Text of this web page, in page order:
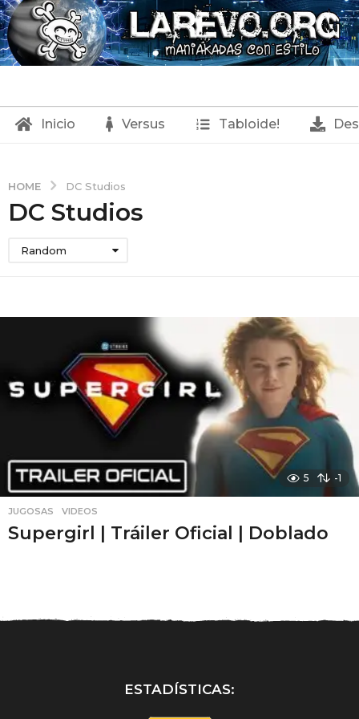
Inicio Versus Tabloide!
HOME DC Studios
DC Studios
Random
5 -1
JUGOSAS ,VIDEOS
Supergirl | Tráiler Oficial | Doblado
ESTADÍSTICAS: